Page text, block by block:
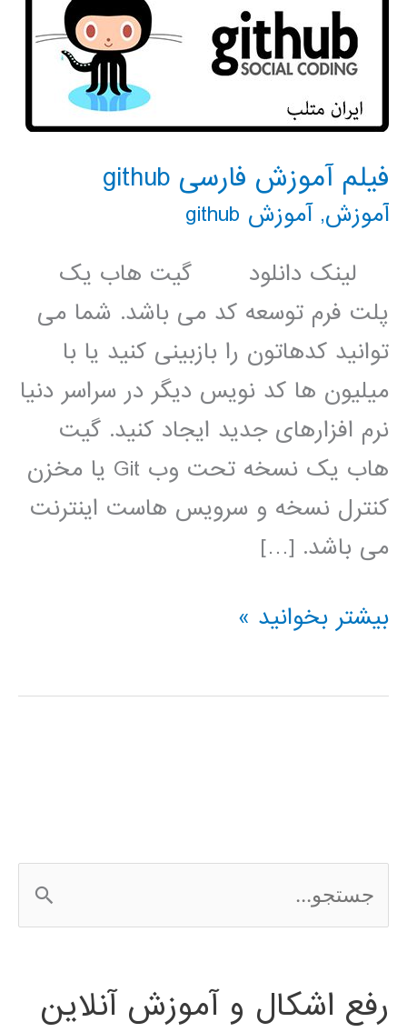
فیلم آموزش فارسی github
آموزش,آموزش github
لینک دانلود گیت هاب یک
پلت فرم توسعه کد می باشد. شما می
توانید کدهاتون را بازبینی کنید یا با
میلیون ها کد نویس دیگر در سراسر دنیا
نرم افزارهای جدید ایجاد کنید. گیت
هاب یک نسخه تحت وب Git یا مخزن
کنترل نسخه و سرویس هاست اینترنت
می باشد. […]
فیلم
فارسی
بیشتر بخوانید »
س
ج
رفع اشکال و آموزش آنلاین